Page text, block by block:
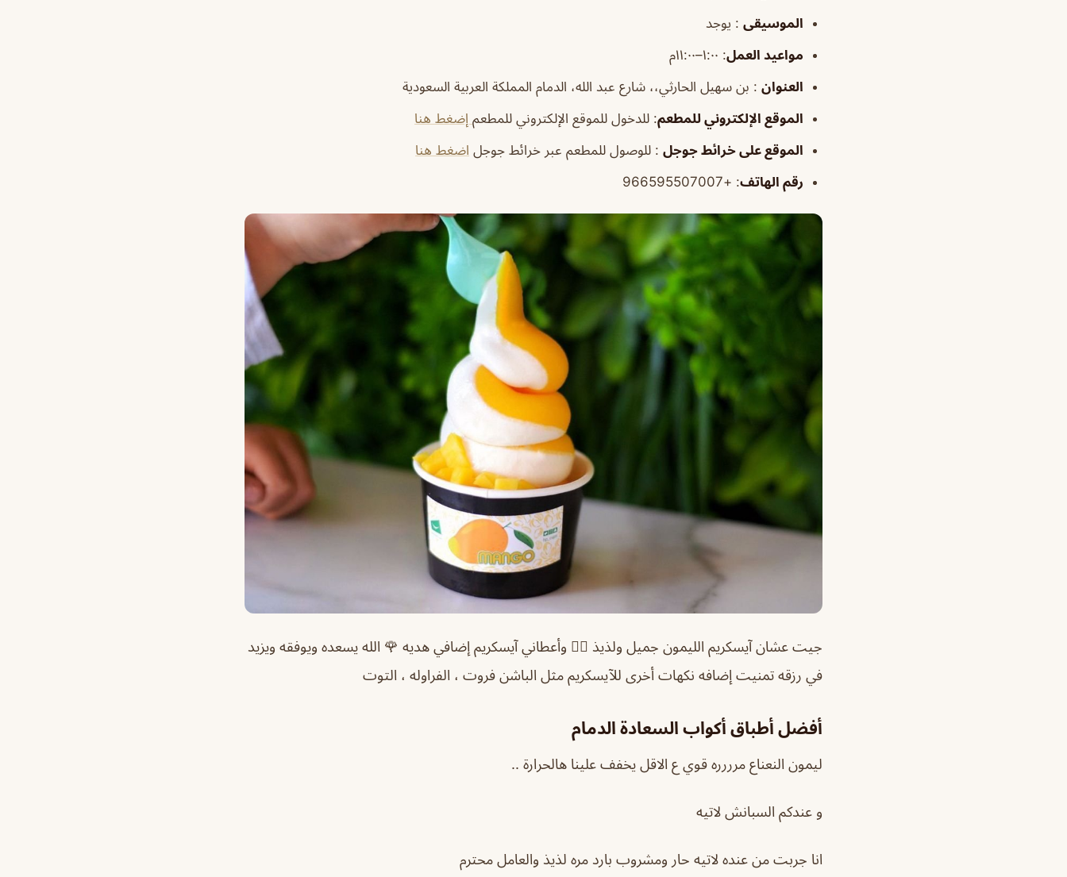
الموسيقى : يوجد
مواعيد العمل: ١:٠٠–١١:٠٠م
العنوان : بن سهيل الحارثي،، شارع عبد الله، الدمام المملكة العربية السعودية
الموقع الإلكتروني للمطعم: للدخول للموقع الإلكتروني للمطعم إضغط هنا
الموقع على خرائط جوجل : للوصول للمطعم عبر خرائط جوجل اضغط هنا
رقم الهاتف: +966595507007
جيت عشان آيسكريم الليمون جميل ولذيذ 👍🏻 وأعطاني آيسكريم إضافي هديه 🌹 الله يسعده ويوفقه ويزيد
في رزقه تمنيت إضافه نكهات أخرى للآيسكريم مثل الباشن فروت ، الفراوله ، التوت
أفضل أطباق أكواب السعادة الدمام
ليمون النعناع مرررره قوي ع الاقل يخفف علينا هالحرارة ..
و عندكم السبانش لاتيه
انا جربت من عنده لاتيه حار ومشروب بارد مره لذيذ والعامل محترم